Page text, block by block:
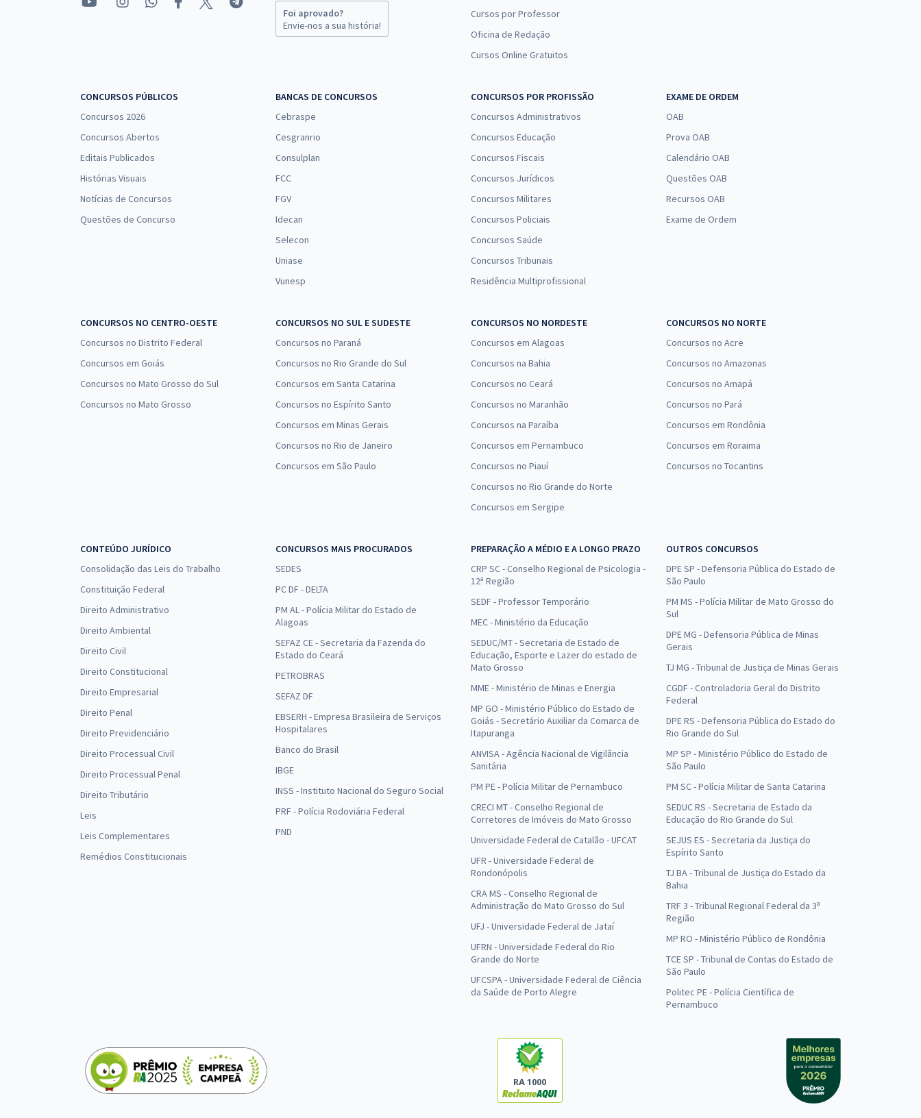
Foi aprovado?
Envie-nos a sua história!
Cursos por Professor
Oficina de Redação
Cursos Online Gratuitos
CONCURSOS PÚBLICOS
Concursos 2026
Concursos Abertos
Editais Publicados
Histórias Visuais
Notícias de Concursos
Questões de Concurso
BANCAS DE CONCURSOS
Cebraspe
Cesgranrio
Consulplan
FCC
FGV
Idecan
Selecon
Uniase
Vunesp
CONCURSOS POR PROFISSÃO
Concursos Administrativos
Concursos Educação
Concursos Fiscais
Concursos Jurídicos
Concursos Militares
Concursos Policiais
Concursos Saúde
Concursos Tribunais
Residência Multiprofissional
EXAME DE ORDEM
OAB
Prova OAB
Calendário OAB
Questões OAB
Recursos OAB
Exame de Ordem
CONCURSOS NO CENTRO-OESTE
Concursos no Distrito Federal
Concursos em Goiás
Concursos no Mato Grosso do Sul
Concursos no Mato Grosso
CONCURSOS NO SUL E SUDESTE
Concursos no Paraná
Concursos no Rio Grande do Sul
Concursos em Santa Catarina
Concursos no Espírito Santo
Concursos em Minas Gerais
Concursos no Rio de Janeiro
Concursos em São Paulo
CONCURSOS NO NORDESTE
Concursos em Alagoas
Concursos na Bahia
Concursos no Ceará
Concursos no Maranhão
Concursos na Paraíba
Concursos em Pernambuco
Concursos no Piauí
Concursos no Rio Grande do Norte
Concursos em Sergipe
CONCURSOS NO NORTE
Concursos no Acre
Concursos no Amazonas
Concursos no Amapá
Concursos no Pará
Concursos em Rondônia
Concursos em Roraima
Concursos no Tocantins
CONTEÚDO JURÍDICO
Consolidação das Leis do Trabalho
Constituição Federal
Direito Administrativo
Direito Ambiental
Direito Civil
Direito Constitucional
Direito Empresarial
Direito Penal
Direito Previdenciário
Direito Processual Civil
Direito Processual Penal
Direito Tributário
Leis
Leis Complementares
Remédios Constitucionais
CONCURSOS MAIS PROCURADOS
SEDES
PC DF - DELTA
PM AL - Polícia Militar do Estado de
Alagoas
SEFAZ CE - Secretaria da Fazenda do
Estado do Ceará
PETROBRAS
SEFAZ DF
EBSERH - Empresa Brasileira de Serviços
Hospitalares
Banco do Brasil
IBGE
INSS - Instituto Nacional do Seguro Social
PRF - Polícia Rodoviária Federal
PND
PREPARAÇÃO A MÉDIO E A LONGO PRAZO
CRP SC - Conselho Regional de Psicologia -
12ª Região
SEDF - Professor Temporário
MEC - Ministério da Educação
SEDUC/MT - Secretaria de Estado de
Educação, Esporte e Lazer do estado de
Mato Grosso
MME - Ministério de Minas e Energia
MP GO - Ministério Público do Estado de
Goiás - Secretário Auxiliar da Comarca de
Itapuranga
ANVISA - Agência Nacional de Vigilância
Sanitária
PM PE - Polícia Militar de Pernambuco
CRECI MT - Conselho Regional de
Corretores de Imóveis do Mato Grosso
Universidade Federal de Catalão - UFCAT
UFR - Universidade Federal de
Rondonópolis
CRA MS - Conselho Regional de
Administração do Mato Grosso do Sul
UFJ - Universidade Federal de Jataí
UFRN - Universidade Federal do Rio
Grande do Norte
UFCSPA - Universidade Federal de Ciência
da Saúde de Porto Alegre
OUTROS CONCURSOS
DPE SP - Defensoria Pública do Estado de
São Paulo
PM MS - Polícia Militar de Mato Grosso do
Sul
DPE MG - Defensoria Pública de Minas
Gerais
TJ MG - Tribunal de Justiça de Minas Gerais
CGDF - Controladoria Geral do Distrito
Federal
DPE RS - Defensoria Pública do Estado do
Rio Grande do Sul
MP SP - Ministério Público do Estado de
São Paulo
PM SC - Polícia Militar de Santa Catarina
SEDUC RS - Secretaria de Estado da
Educação do Rio Grande do Sul
SEJUS ES - Secretaria da Justiça do
Espírito Santo
TJ BA - Tribunal de Justiça do Estado da
Bahia
TRF 3 - Tribunal Regional Federal da 3ª
Região
MP RO - Ministério Público de Rondônia
TCE SP - Tribunal de Contas do Estado de
São Paulo
Politec PE - Polícia Científica de
Pernambuco
RA 1000